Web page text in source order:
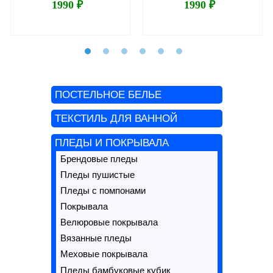
ПОСТЕЛЬНОЕ БЕЛЬЕ
ТЕКСТИЛЬ ДЛЯ ВАННОЙ
ПЛЕДЫ И ПОКРЫВАЛА
Брендовые пледы
Пледы пушистые
Пледы с помпонами
Покрывала
Велюровые покрывала
Вязанные пледы
Меховые покрывала
Пледы бамбуковые кубик
1990 ₽ 1990 ₽